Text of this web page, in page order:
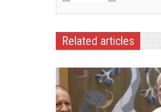
Related articles